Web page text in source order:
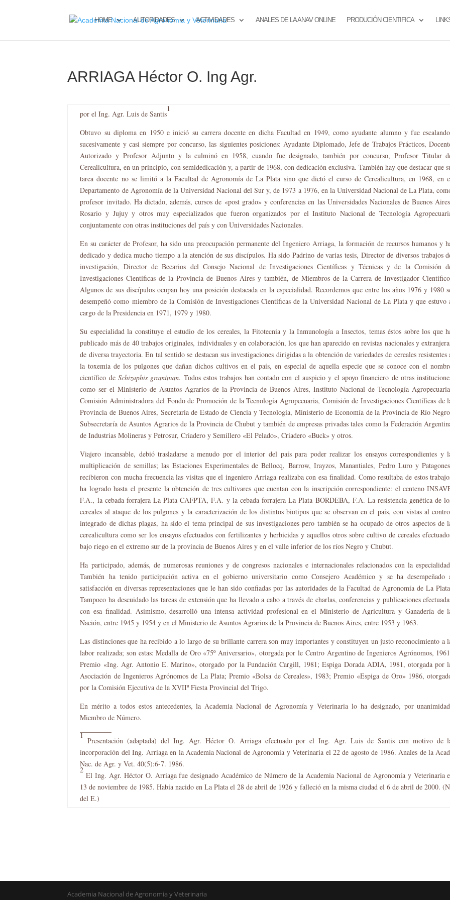
HOME AUTORIDADES ACTIVIDADES ANALES DE LA ANAV ONLINE PRODUCIÓN CIENTIFICA
ARRIAGA Héctor O. Ing Agr.
por el Ing. Agr. Luis de Santis
1
Obtuvo su diploma en 1950 e inició su carrera docente en dicha Facultad en 1949, como ayudante alumno y fue
sucesivamente y casi siempre por concurso, las siguientes posiciones: Ayudante Diplomado, Jefe de Trabajos Prácticos,
Autorizado y Profesor Adjunto y la culminó en 1958, cuando fue designado, también por concurso, Profesor Titular
Cerealicultura, en un principio, con semidedicación y, a partir de 1968, con dedicación exclusiva. También hay que destacar que
tarea docente no se limitó a la Facultad de Agronomía de La Plata sino que dictó el curso de Cerealicultura, en 1968, en
Departamento de Agronomía de la Universidad Nacional del Sur y, de 1973 a 1976, en la Universidad Nacional de La Plata,
profesor invitado. Ha dictado, además, cursos de «post grado» y conferencias en las Universidades Nacionales de Buenos
Rosario y Jujuy y otros muy especializados que fueron organizados por el Instituto Nacional de Tecnología
conjuntamente con otras instituciones del país y con Universidades Nacionales.
En su carácter de Profesor, ha sido una preocupación permanente del Ingeniero Arriaga, la formación de recursos humanos y
dedicado y dedica mucho tiempo a la atención de sus discípulos. Ha sido Padrino de varias tesis, Director de diversos trabajos
investigación, Director de Becarios del Consejo Nacional de Investigaciones Científicas y Técnicas y de la Comisión
Investigaciones Científicas de la Provincia de Buenos Aires y también, de Miembros de la Carrera de Investigador
Algunos de sus discípulos ocupan hoy una posición destacada en la especialidad. Recordemos que entre los años 1976 y 1980
desempeñó como miembro de la Comisión de Investigaciones Científicas de la Universidad Nacional de La Plata y que estuvo
cargo de la Presidencia en 1971, 1979 y 1980.
Su especialidad la constituye el estudio de los cereales, la Fitotecnia y la Inmunología a Insectos, temas éstos sobre los que
publicado más de 40 trabajos originales, individuales y en colaboración, los que han aparecido en revistas nacionales y
de diversa trayectoria. En tal sentido se destacan sus investigaciones dirigidas a la obtención de variedades de cereales resistentes
la toxemia de los pulgones que dañan dichos cultivos en el país, en especial de aquella especie que se conoce con el
científico deSchizaphis graminum. Todos estos trabajos han contado con el auspicio y el apoyo financiero de otras
como ser el Ministerio de Asuntos Agrarios de la Provincia de Buenos Aires, Instituto Nacional de Tecnología
Comisión Administradora del Fondo de Promoción de la Tecnología Agropecuaria, Comisión de Investigaciones Científicas de
Provincia de Buenos Aires, Secretaria de Estado de Ciencia y Tecnología, Ministerio de Economía de la Provincia de Río
Subsecretaría de Asuntos Agrarios de la Provincia de Chubut y también de empresas privadas tales como la Federación
de Industrias Molineras y Petrosur, Criadero y Semillero «El Pelado», Criadero «Buck» y otros.
Viajero incansable, debió trasladarse a menudo por el interior del país para poder realizar los ensayos correspondientes y
multiplicación de semillas; las Estaciones Experimentales de Bellocq, Barrow, Irayzos, Manantiales, Pedro Luro y
recibieron con mucha frecuencia las visitas que el ingeniero Arriaga realizaba con esa finalidad. Como resultaba de estos
ha logrado hasta el presente la obtención de tres cultivares que cuentan con la inscripción correspondiente: el centeno
F.A., la cebada forrajera La Plata CAFPTA, F.A. y la cebada forrajera La Plata BORDEBA, F.A. La resistencia genética de
cereales al ataque de los pulgones y la caracterización de los distintos biotipos que se observan en el país, con vistas al
integrado de dichas plagas, ha sido el tema principal de sus investigaciones pero también se ha ocupado de otros aspectos de
cerealicultura como ser los ensayos efectuados con fertilizantes y herbicidas y aquellos otros sobre cultivo de cereales
bajo riego en el extremo sur de la provincia de Buenos Aires y en el valle inferior de los ríos Negro y Chubut.
Ha participado, además, de numerosas reuniones y de congresos nacionales e internacionales relacionados con la
También ha tenido participación activa en el gobierno universitario como Consejero Académico y se ha desempeñado
satisfacción en diversas representaciones que le han sido confiadas por las autoridades de la Facultad de Agronomía de La
Tampoco ha descuidado las tareas de extensión que ha llevado a cabo a través de charlas, conferencias y publicaciones
con esa finalidad. Asimismo, desarrolló una intensa actividad profesional en el Ministerio de Agricultura y Ganadería de
Nación, entre 1945 y 1954 y en el Ministerio de Asuntos Agrarios de la Provincia de Buenos Aires, entre 1953 y 1963.
Las distinciones que ha recibido a lo largo de su brillante carrera son muy importantes y constituyen un justo reconocimiento a
labor realizada; son estas: Medalla de Oro «75º Aniversario», otorgada por le Centro Argentino de Ingenieros Agrónomos,
Premio «Ing. Agr. Antonio E. Marino», otorgado por la Fundación Cargill, 1981; Espiga Dorada ADIA, 1981, otorgada por
Asociación de Ingenieros Agrónomos de La Plata; Premio «Bolsa de Cereales», 1983; Premio «Espiga de Oro» 1986,
por la Comisión Ejecutiva de la XVIIº Fiesta Provincial del Trigo.
En mérito a todos estos antecedentes, la Academia Nacional de Agronomía y Veterinaria lo ha designado, por
Miembro de Número.
1
Presentación (adaptada) del Ing. Agr. Héctor O. Arriaga efectuado por el Ing. Agr. Luis de Santis con motivo de
incorporación del Ing. Arriaga en la Academia Nacional de Agronomía y Veterinaria el 22 de agosto de 1986. Anales de la
Nac. de Agr. y Vet. 40(5):6-7. 1986.
2
El Ing. Agr. Héctor O. Arriaga fue designado Académico de Número de la Academia Nacional de Agronomía y Veterinaria
13 de noviembre de 1985. Había nacido en La Plata el 28 de abril de 1926 y falleció en la misma ciudad el 6 de abril de 2000.
del E.)
Academia Nacional de Agronomia y Veterinaria